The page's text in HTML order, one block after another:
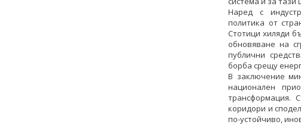
Наред с
политика от
Стотици хиляди
обновяване на
публични
борба срещу
В заключение
национален
трансформация.
коридори и
по-устойчиво,